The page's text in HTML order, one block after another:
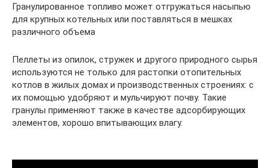
Гранулированное топливо может отгружаться насыпью
для крупных котельных или поставляться в мешках
различного объема
Пеллеты из опилок, стружек и другого природного сырья
используются не только для растопки отопительных
котлов в жилых домах и производственных строениях: с
их помощью удобряют и мульчируют почву. Такие
гранулы применяют также в качестве адсорбирующих
элементов, хорошо впитывающих влагу.